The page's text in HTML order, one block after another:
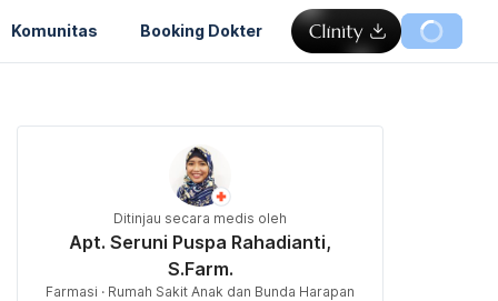
Komunitas Booking Dokter
Ditinjau secara medis oleh
Apt. Seruni Puspa Rahadianti,
S.Farm.
Farmasi · Rumah Sakit Anak dan Bunda Harapan